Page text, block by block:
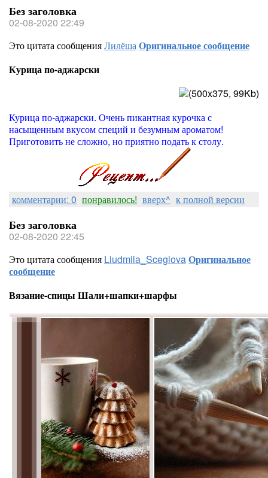
Без заголовка
02-08-2020 22:49
Это цитата сообщенияЛилёшаОригинальное сообщение
Курица по-аджарски
Курица по-аджарски. Очень пикантная курочка с
насыщенным вкусом специй и безумным ароматом!
Приготовить не сложно, но приятно подать к столу.
комментарии: 0 понравилось! вверх^ к полной версии
Без заголовка
02-08-2020 22:45
Это цитата сообщения Liudmila_SceglovaОригинальное
сообщение
Вязание-спицы Шали+шапки+шарфы